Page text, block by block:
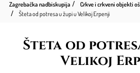
Zagrebačka nadbiskupija
Crkve i crkveni objekti
Šteta od potresa u župi u Velikoj Erpenji
Šteta od
Velikoj